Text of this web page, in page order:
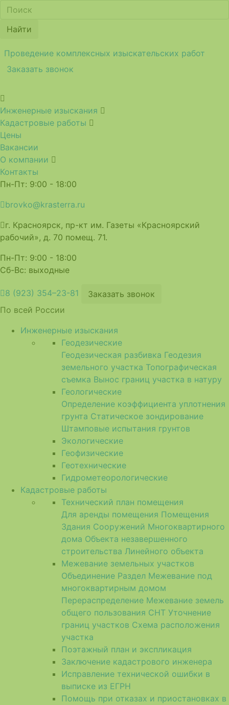
Найти
Проведение комплексных изыскательских работ
Заказать звонок
Инженерные изыскания
Кадастровые работы
Цены
Вакансии
О компании
Контакты
Пн-Пт: 9:00 - 18:00
brovko@krasterra.ru
г. Красноярск, пр-кт им. Газеты «Красноярский
рабочий», д. 70 помещ. 71.
Пн-Пт: 9:00 - 18:00
Сб-Вс: выходные
8 (923) 354–23-81
Заказать звонок
По всей России
Инженерные изыскания
Геодезические
Геодезическая разбивка Геодезия
земельного участка Топографическая
съемка Вынос границ участка в натуру
Геологические
Определение коэффициента уплотнения
грунта Статическое зондирование
Штамповые испытания грунтов
Экологические
Геофизические
Геотехнические
Гидрометеорологические
Кадастровые работы
Технический план помещения
Для аренды помещения Помещения
Здания Сооружений Многоквартирного
дома Объекта незавершенного
строительства Линейного объекта
Межевание земельных участков
Объединение Раздел Межевание под
многоквартирным домом
Перераспределение Межевание земель
общего пользования СНТ Уточнение
границ участков Схема расположения
участка
Поэтажный план и экспликация
Заключение кадастрового инженера
Исправление технической ошибки в
выписке из ЕГРН
Помощь при отказах и приостановках в